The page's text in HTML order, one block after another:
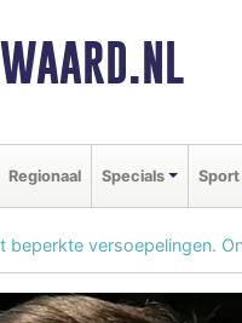
Regionaal Specials Sport
beperkte versoepelingen.